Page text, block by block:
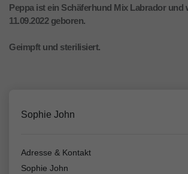
Peppa ist ein Schäferhund Mix Labrador und
11.09.2022 geboren.
Geimpft und sterilisiert.
Sophie John
Adresse & Kontakt
Sophie John